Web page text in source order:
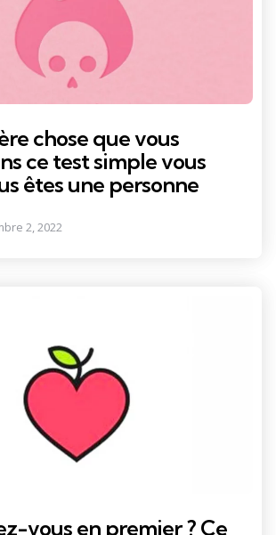
chose que vous
ce test simple vous
êtes une personne
2, 2022
vous en premier ? Ce